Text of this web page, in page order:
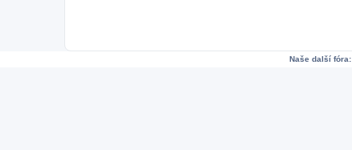
Naše další fóra: